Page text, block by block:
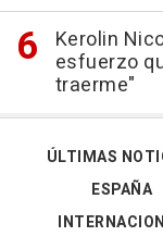
Kerolin
esfuerzo
traerme"
ÚLTIMAS
ESPAÑA